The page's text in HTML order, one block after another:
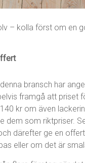
– kolla först om en
bransch har
framgå att priset
kr om även
dem som riktpriser.
därefter ge en
eller om det är